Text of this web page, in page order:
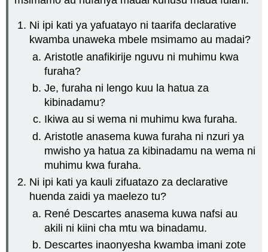
Ni ipi kati ya yafuatayo ni taarifa declarative
kwamba unaweka mbele msimamo au madai?
Aristotle anafikirije nguvu ni muhimu kwa
furaha?
Je, furaha ni lengo kuu la hatua za
kibinadamu?
Ikiwa au si wema ni muhimu kwa furaha.
Aristotle anasema kuwa furaha ni nzuri ya
mwisho ya hatua za kibinadamu na wema ni
muhimu kwa furaha.
Ni ipi kati ya kauli zifuatazo za declarative
huenda zaidi ya maelezo tu?
René Descartes anasema kuwa nafsi au
akili ni kiini cha mtu wa binadamu.
Descartes inaonyesha kwamba imani zote